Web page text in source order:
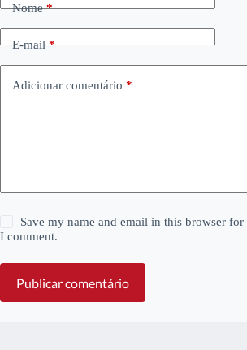
Nome*
E-mail*
Adicionar comentário *
Save my name and email in this browser for
I comment.
Publicar comentário